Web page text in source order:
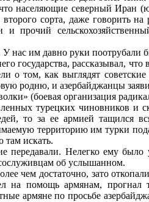
что населяющие северный Иран
сорта, даже говорить
У нас им давно руки поотрубали
государства, рассказывал, что
о том, как выглядят
родню, и азербайджанцы
(боевая организация
турецких чиновников и
то за ее армией тащился
территорию им турки
там искать.
Нелегко ему было
об услышанном.
чем достаточно, зато
помощь армянам, прогнал
армяне по просьбе